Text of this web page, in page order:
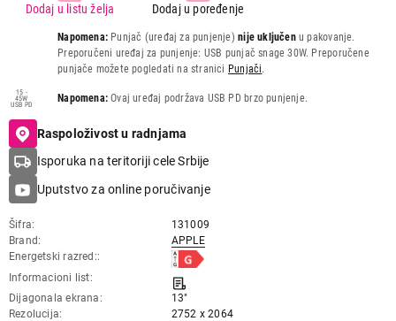
Dodaj u poređenje
Dodaj u listu želja
Napomena: Punjač (uređaj za punjenje)nije uključenu pakovanje.
Preporučeni uređaj za punjenje: USB punjač snage 30W. Preporučene
punjače možete pogledati na stranici Punjači.
15 -
45W
USB PD Napomena: Ovaj uređaj podržava USB PD brzo punjenje.
Raspoloživost u radnjama
Isporuka na teritoriji cele Srbije
Uputstvo za online poručivanje
Šifra
131009
Brand
APPLE
Energetski razred:
Informacioni list
Dijagonala ekrana
13"
Rezolucija
2752 x 2064